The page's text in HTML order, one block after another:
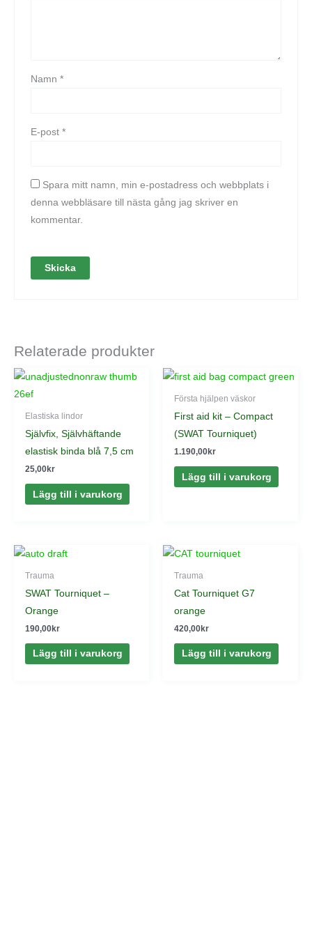
Namn *
E-post *
Spara mitt namn, min e-postadress och webbplats i
denna webbläsare till nästa gång jag skriver en
kommentar.
Relaterade produkter
Elastiska lindor
Självfix, Självhäftande
elastisk binda blå 7,5 cm
25,00kr
Lägg till i varukorg
Första hjälpen väskor
First aid kit – Compact
(SWAT Tourniquet)
1.190,00kr
Lägg till i varukorg
Trauma
SWAT Tourniquet –
Orange
190,00kr
Lägg till i varukorg
Trauma
Cat Tourniquet G7
orange
420,00kr
Lägg till i varukorg